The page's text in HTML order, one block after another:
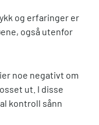
og erfaringer er
også utenfor
noe negativt om
ut. I disse
kontroll sånn